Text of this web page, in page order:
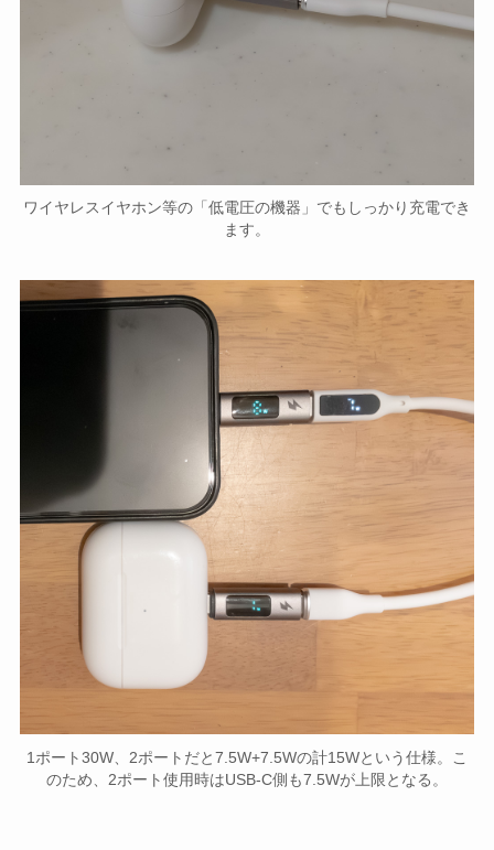
ワイヤレスイヤホン等の「低電圧の機器」でもしっかり充電でき
ます。
1ポート30W、2ポートだと7.5W+7.5Wの計15Wという仕様。こ
のため、2ポート使用時はUSB-C側も7.5Wが上限となる。